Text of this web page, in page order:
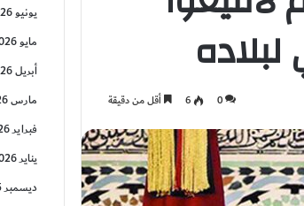
0
6 أقل من دقيقة
يونيو 2026
مايو 2026
أبريل 2026
مارس 2026
فبراير 2026
يناير 2026
ديسمبر 2025